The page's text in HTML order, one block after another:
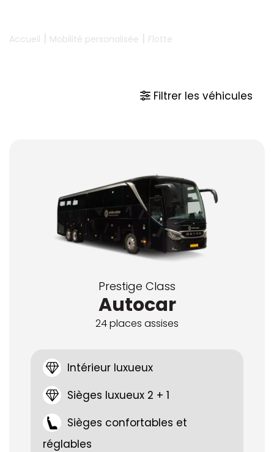
Accueil | Mobilité personalisée | Flotte
Filtrer les véhicules
9 places (y compris le siège du
conducteur)
≥ 10 places assises
≥ 50 places assises
≥ 65 places assises
Avec chauffeur
Sans chauffeur
TYPE DE VÉHICULE
Prestige Class
Autocar
24 places assises
Intérieur luxueux
Sièges luxueux 2 + 1
Sièges confortables et
réglables